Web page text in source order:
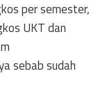
per semester,
UKT dan
sebab sudah